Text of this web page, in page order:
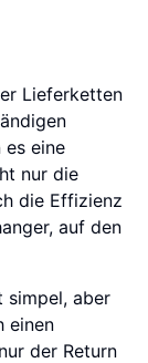
Lieferketten
es eine
nur die
die Effizienz
auf den
simpel, aber
einen
der Return